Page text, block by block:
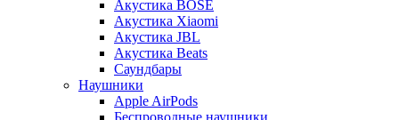
Акустика BOSE
Акустика Xiaomi
Акустика JBL
Акустика Beats
Саундбары
Наушники
Apple AirPods
Беспроводные наушники